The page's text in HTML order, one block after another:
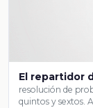
El repartidor
resolución de
quintos y sextos.